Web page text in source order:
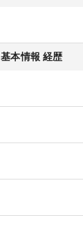
基本情報 経歴